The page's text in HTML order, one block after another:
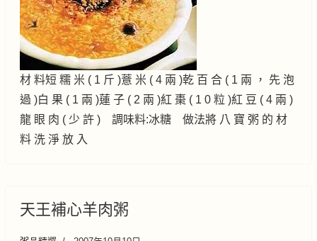
材 料短 糯 米 ( 1 斤 )薏 米 ( 4 兩 )乾 百 合 ( 1 兩 ， 先 泡
過 )白 果 ( 1 兩 )蓮 子 ( 2 兩 )紅 棗 ( 1 0 粒 )紅 豆 ( 4 兩 )
龍 眼 肉 ( 少 許 ) 調味料:冰糖 做法將 八 寶 粥 的 材
料 洗 淨 放 入
天王補心羊肉粥